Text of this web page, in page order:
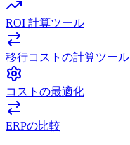
ROI 計算ツール
移行コストの計算ツール
コストの最適化
ERPの比較